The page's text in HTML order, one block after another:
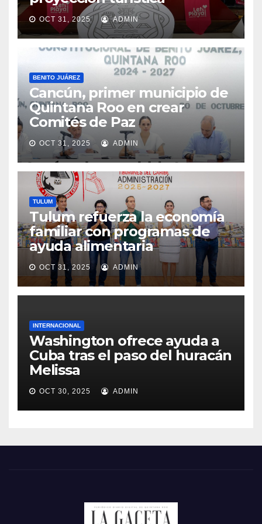
OCT 31, 2025 ADMIN
BENITO JUÁREZ
Cancún, primer municipio de
Quintana Roo en crear
Comités de Paz
OCT 31, 2025 ADMIN
TULUM
Tulum refuerza la economía
familiar con programas de
ayuda alimentaria
OCT 31, 2025 ADMIN
INTERNACIONAL
Washington ofrece ayuda a
Cuba tras el paso del huracán
Melissa
OCT 30, 2025 ADMIN